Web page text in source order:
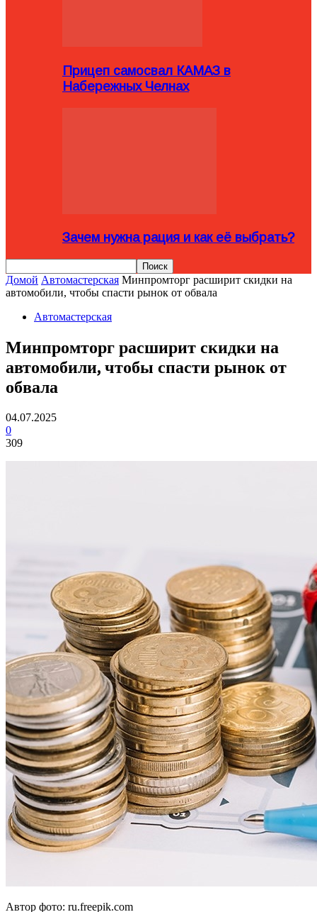
Прицеп самосвал КАМАЗ в
Набережных Челнах
Зачем нужна рация и как её выбрать?
Домой Автомастерская Минпромторг расширит скидки на
автомобили, чтобы спасти рынок от обвала
Автомастерская
Минпромторг расширит скидки на
автомобили, чтобы спасти рынок от
обвала
04.07.2025
0
309
Автор фото: ru.freepik.com